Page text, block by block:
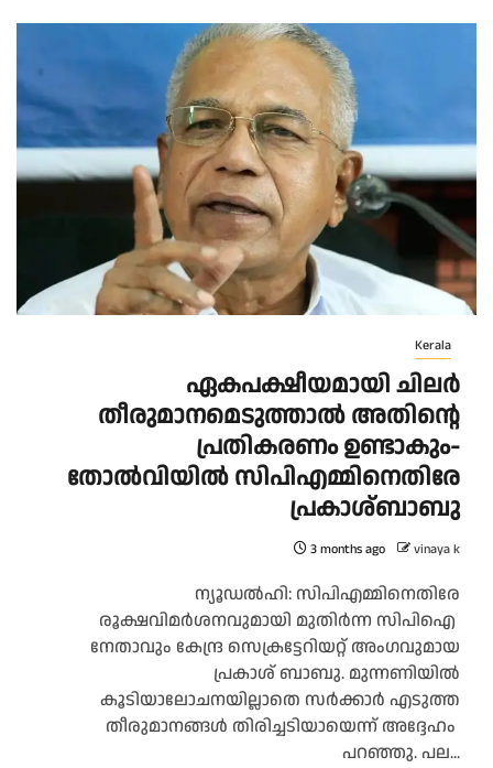
Kerala
ഏകപക്ഷീയമായി ചിലർ
തീരുമാനമെടുത്താൽ അതിന്റെ
പ്രതികരണം ഉണ്ടാകും-
തോൽവിയിൽ സിപിഎമ്മിനെതിരേ
പ്രകാശ്ബാബു
3 months ago vinaya k
ന്യൂഡൽഹി: സിപിഎമ്മിനെതിരേ
രൂക്ഷവിമർശനവുമായി മുതിർന്ന സിപിഐ
നേതാവും കേന്ദ്ര സെക്രട്ടേറിയറ്റ് അംഗവുമായ
പ്രകാശ് ബാബു. മുന്നണിയിൽ
കൂടിയാലോചനയില്ലാതെ സർക്കാർ എടുത്ത
തീരുമാനങ്ങൾ തിരിച്ചടിയായെന്ന് അദ്ദേഹം
പറഞ്ഞു. പല...